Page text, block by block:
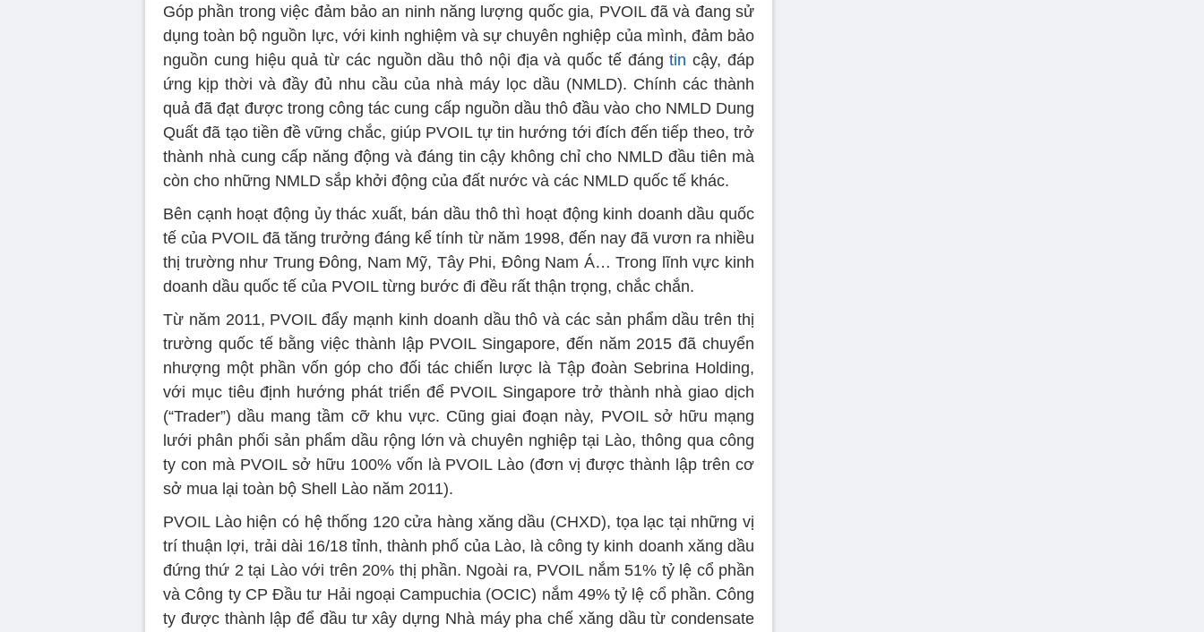
Góp phần trong việc đảm bảo an ninh năng lượng quốc gia, PVOIL đã và đang sử
dụng toàn bộ nguồn lực, với kinh nghiệm và sự chuyên nghiệp của mình, đảm bảo
nguồn cung hiệu quả từ các nguồn dầu thô nội địa và quốc tế đángtin cậy, đáp
ứng kịp thời và đầy đủ nhu cầu của nhà máy lọc dầu (NMLD). Chính các thành
quả đã đạt được trong công tác cung cấp nguồn dầu thô đầu vào cho NMLD Dung
Quất đã tạo tiền đề vững chắc, giúp PVOIL tự tin hướng tới đích đến tiếp theo, trở
thành nhà cung cấp năng động và đáng tin cậy không chỉ cho NMLD đầu tiên mà
còn cho những NMLD sắp khởi động của đất nước và các NMLD quốc tế khác.
Bên cạnh hoạt động ủy thác xuất, bán dầu thô thì hoạt động kinh doanh dầu quốc
tế của PVOIL đã tăng trưởng đáng kể tính từ năm 1998, đến nay đã vươn ra nhiều
thị trường như Trung Đông, Nam Mỹ, Tây Phi, Đông Nam Á… Trong lĩnh vực kinh
doanh dầu quốc tế của PVOIL từng bước đi đều rất thận trọng, chắc chắn.
Từ năm 2011, PVOIL đẩy mạnh kinh doanh dầu thô và các sản phẩm dầu trên thị
trường quốc tế bằng việc thành lập PVOIL Singapore, đến năm 2015 đã chuyển
nhượng một phần vốn góp cho đối tác chiến lược là Tập đoàn Sebrina Holding,
với mục tiêu định hướng phát triển để PVOIL Singapore trở thành nhà giao dịch
(“Trader”) dầu mang tầm cỡ khu vực. Cũng giai đoạn này, PVOIL sở hữu mạng
lưới phân phối sản phẩm dầu rộng lớn và chuyên nghiệp tại Lào, thông qua công
ty con mà PVOIL sở hữu 100% vốn là PVOIL Lào (đơn vị được thành lập trên cơ
sở mua lại toàn bộ Shell Lào năm 2011).
PVOIL Lào hiện có hệ thống 120 cửa hàng xăng dầu (CHXD), tọa lạc tại những vị
trí thuận lợi, trải dài 16/18 tỉnh, thành phố của Lào, là công ty kinh doanh xăng dầu
đứng thứ 2 tại Lào với trên 20% thị phần. Ngoài ra, PVOIL nắm 51% tỷ lệ cổ phần
và Công ty CP Đầu tư Hải ngoại Campuchia (OCIC) nắm 49% tỷ lệ cổ phần. Công
ty được thành lập để đầu tư xây dựng Nhà máy pha chế xăng dầu từ condensate